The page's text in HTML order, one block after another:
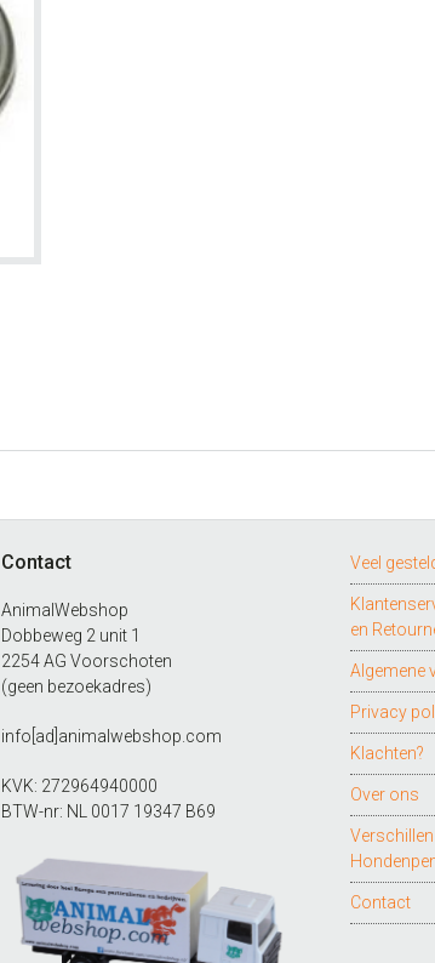
Contact
AnimalWebshop
Dobbeweg 2 unit 1
2254 AG Voorschoten
(geen bezoekadres)
info[ad]animalwebshop.com
KVK: 272964940000
BTW-nr: NL 0017 19347 B69
Veel
en
Algemene
Privacy
Klachten?
Over ons
Contact